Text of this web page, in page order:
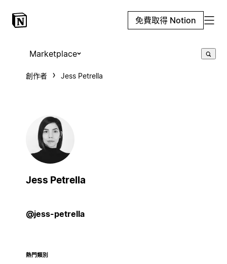
免費取得 Notion
Marketplace
創作者 Jess Petrella
Jess Petrella
@jess-petrella
熱門類別